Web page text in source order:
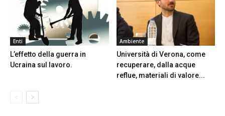
Enti
L’effetto della guerra in
Ucraina sul lavoro.
Ambiente
Università di Verona, come
recuperare, dalla acque
reflue, materiali di valore...